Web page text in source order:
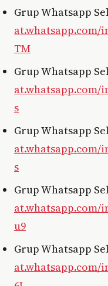
Grup Whatsapp
at.whatsapp.com/
TM
Grup Whatsapp
at.whatsapp.com/
s
Grup Whatsapp
at.whatsapp.com/
s
Grup Whatsapp
at.whatsapp.com/
u9
Grup Whatsapp
at.whatsapp.com/